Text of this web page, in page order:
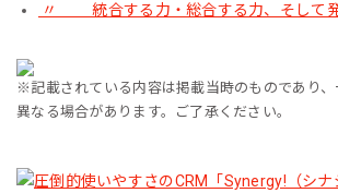
〃 統合する力・総合する力、そして発
※記載されている内容は掲載当時のものであり
異なる場合があります。ご了承ください。